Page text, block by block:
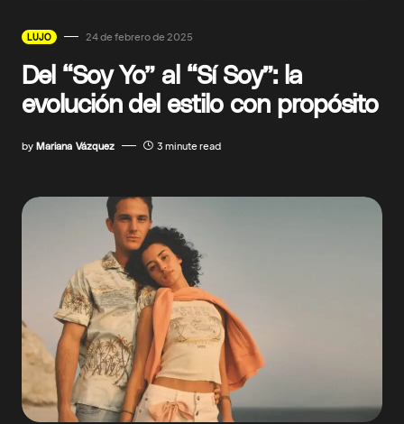
LUJO 24 de febrero de 2025
Del “Soy Yo” al “Sí Soy”: la
evolución del estilo con propósito
by Mariana Vázquez 3 minute read